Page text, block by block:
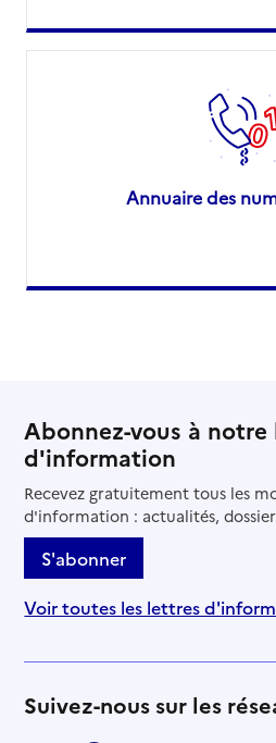
Annuaire des
Abonnez-vous à
d'information
Recevez gratuitement tous les
d'information : actualités,
S'abonner
Voir toutes les lettres
Suivez-nous sur les